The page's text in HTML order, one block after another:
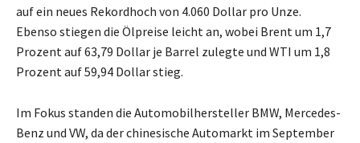
auf ein neues Rekordhoch von 4.060 Dollar pro Unze.
Ebenso stiegen die Ölpreise leicht an, wobei Brent um 1,7
Prozent auf 63,79 Dollar je Barrel zulegte und WTI um 1,8
Prozent auf 59,94 Dollar stieg.
Im Fokus standen die Automobilhersteller BMW, Mercedes-
Benz und VW, da der chinesische Automarkt im September